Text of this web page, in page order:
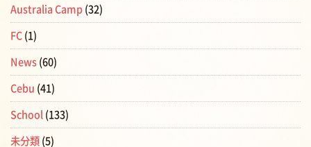
Australia Camp (32)
FC (1)
News (60)
Cebu (41)
School (133)
未分類 (5)